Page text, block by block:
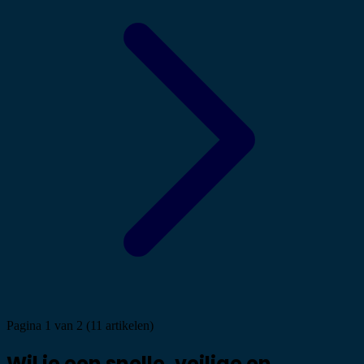
Pagina 1 van 2 (11 artikelen)